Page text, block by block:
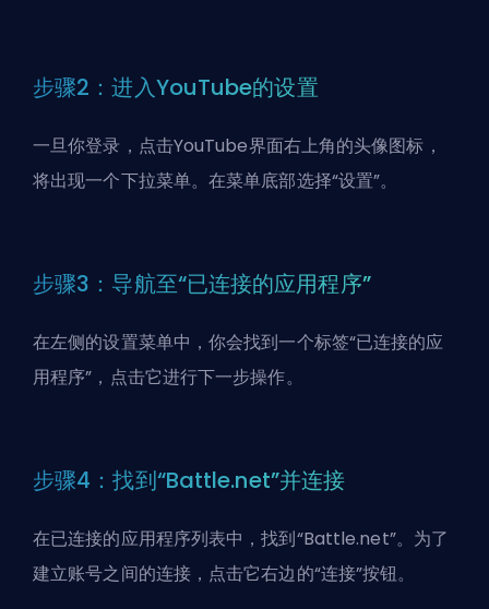
步骤2：进入YouTube的设置
一旦你登录，点击YouTube界面右上角的头像图标，
将出现一个下拉菜单。在菜单底部选择“设置”。
步骤3：导航至“已连接的应用程序”
在左侧的设置菜单中，你会找到一个标签“已连接的应
用程序”，点击它进行下一步操作。
步骤4：找到“Battle.net”并连接
在已连接的应用程序列表中，找到“Battle.net”。为了
建立账号之间的连接，点击它右边的“连接”按钮。